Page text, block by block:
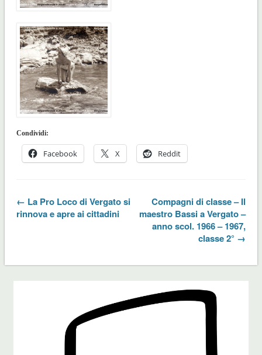
Condividi:
Facebook X Reddit
← La Pro Loco di Vergato si
rinnova e apre ai cittadini
Compagni di classe – Il
maestro Bassi a Vergato –
anno scol. 1966 – 1967,
classe 2° →